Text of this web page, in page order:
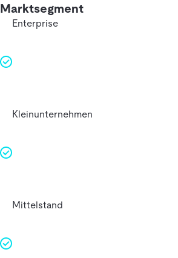
Marktsegment
Enterprise
Kleinunternehmen
Mittelstand